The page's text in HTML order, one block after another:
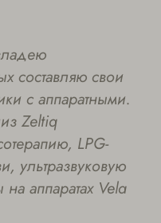
составляю свои
с аппаратными.
Zeltiq
LPG-
ультразвуковую
аппаратах Vela